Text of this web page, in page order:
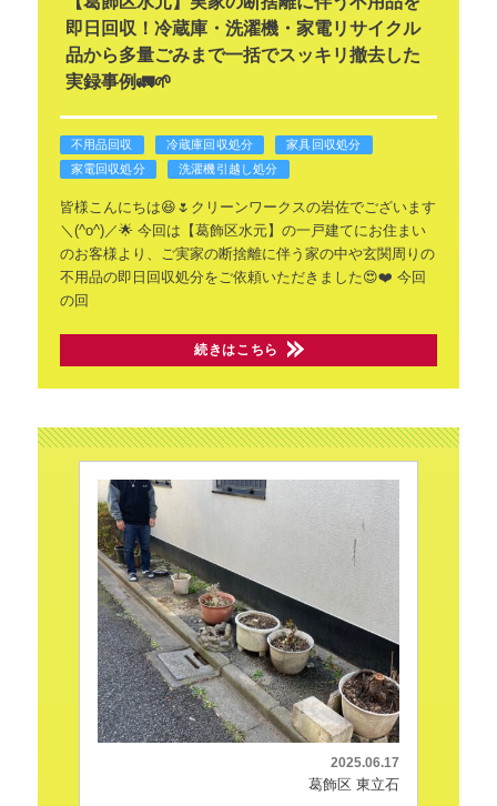
即日回収！冷蔵庫・洗濯機・家電リサイクル
品から多量ごみまで一括でスッキリ撤去した
実録事例🚛🌱
不用品回収 冷蔵庫回収処分
家具回収処分
家電回収処分
洗濯機引越し処分
皆様こんにちは😆🌷クリーンワークスの岩佐でございます
＼(^o^)／🌟 今回は【葛飾区水元】の一戸建てにお住まい
のお客様より、ご実家の断捨離に伴う家の中や玄関周りの
不用品の即日回収処分をご依頼いただきました😍❤️ 今回
の回
続きはこちら
2025.06.17
葛飾区 東立石